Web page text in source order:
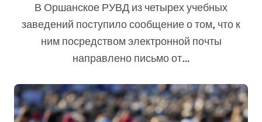
В Оршанское РУВД из четырех учебных
заведений поступило сообщение о том, что к
ним посредством электронной почты
направлено письмо от…